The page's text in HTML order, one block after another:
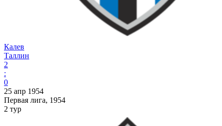
Калев
Таллин
2
:
0
25 апр 1954
Первая лига, 1954
2 тур